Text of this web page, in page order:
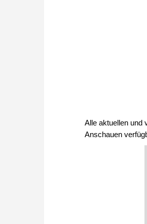
Alle aktuellen und
Anschauen